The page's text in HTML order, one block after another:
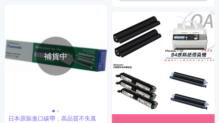
補貨中
日本原裝進口碳帶，高品質不失真